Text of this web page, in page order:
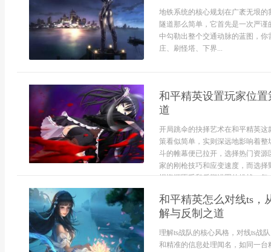
地铁系统的核心规划在广袤无垠
隧道那么简单，它首先是一次严
中勾勒出整个交通动脉的蓝图，
庄、刷怪塔、下界...
和平精英设置玩家位
道
开局跳伞的抉择艺术在和平精英
策看似简单，实则深远地影响着
斗的帷幕便已拉开，选择热门资
家的刚枪技巧和应变速度，而选
惕资源匮乏和后期进圈的挑战，每
和平精英怎么对线ts，
解与反制之道
理解ts战队的核心风格，对线ts战
和精准的信息处理闻名，如同一